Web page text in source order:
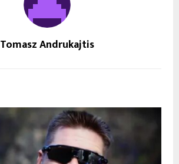
Tomasz Andrukajtis